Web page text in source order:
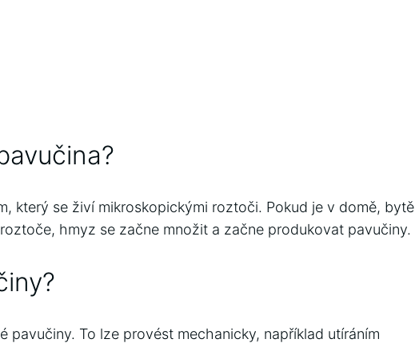
který se živí mikroskopickými roztoči. Pokud je v domě, bytě
hmyz se začne množit a začne produkovat pavučiny.
pavučiny. To lze provést mechanicky, například utíráním